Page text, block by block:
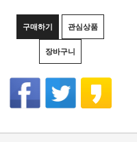
구매하기 관심상품
장바구니